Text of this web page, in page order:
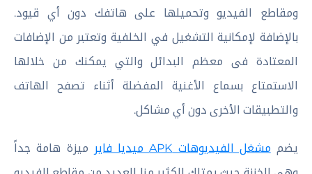
ومقاطع الفيديو وتحميلها على هاتفك دون أي قيود.
بالإضافة لإمكانية التشغيل في الخلفية وتعتبر من الإضافات
المعتادة فى معظم البدائل والتي يمكنك من خلالها
الاستمتاع بسماع الأغنية المفضلة أثناء تصفح الهاتف
والتطبيقات الأخرى دون أي مشاكل.
يضم مشغل الفيديوهات APK ميديا فاير
ميزة هامة جداً